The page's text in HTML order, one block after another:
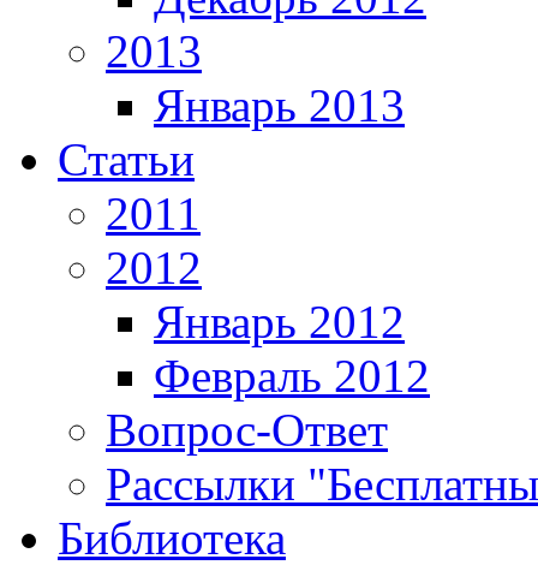
2013
Январь 2013
Статьи
2011
2012
Январь 2012
Февраль 2012
Вопрос-Ответ
Рассылки
Библиотека